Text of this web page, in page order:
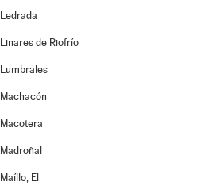
Ledrada
Linares de Riofrío
Lumbrales
Machacón
Macotera
Madroñal
Maíllo, El